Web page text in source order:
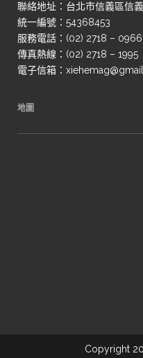
聯絡地址：台北市信義區信
統一編號：54368453
服務電話：(02) 2718 – 0966
傳真熱線：(02) 2718 – 1995
電子信箱：
地圖
Copyright